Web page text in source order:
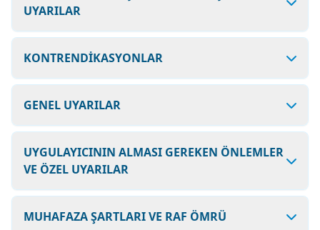
UYARILAR
KONTRENDİKASYONLAR
GENEL UYARILAR
UYGULAYICININ ALMASI GEREKEN ÖNLEMLER
VE ÖZEL UYARILAR
MUHAFAZA ŞARTLARI VE RAF ÖMRÜ